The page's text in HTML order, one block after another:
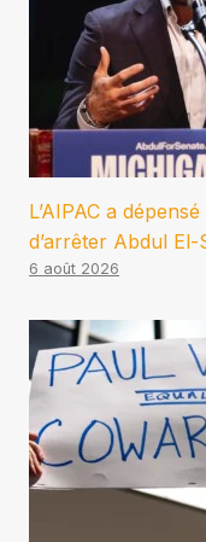
L’AIPAC a
d’arrêter Abdul El-
6 août 2026